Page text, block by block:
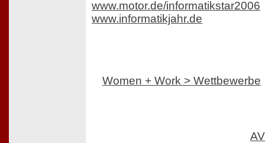
www.motor.de/informatikstar2006
www.informatikjahr.de
Women + Work > Wettbewerbe